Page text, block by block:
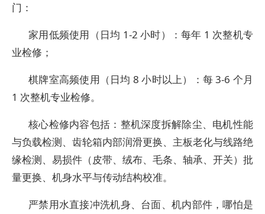
门：
家用低频使用（日均 1-2 小时）：每年 1 次整机专
业检修；
棋牌室高频使用（日均 8 小时以上）：每 3-6 个月
1 次整机专业检修。
核心检修内容包括：整机深度拆解除尘、电机性能
与负载检测、齿轮箱内部润滑更换、主板老化与线路绝
缘检测、易损件（皮带、绒布、毛条、轴承、开关）批
量更换、机身水平与传动结构校准。
严禁用水直接冲洗机身、台面、机内部件，哪怕是